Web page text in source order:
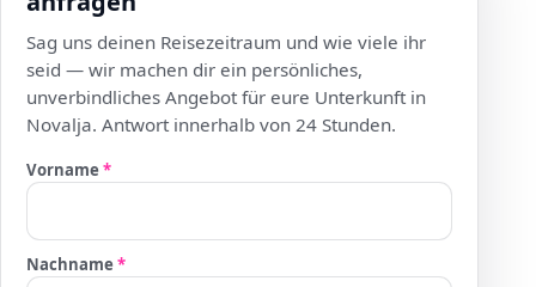
Sag uns deinen Reisezeitraum und wie viele ihr
seid — wir machen dir ein persönliches,
unverbindliches Angebot für eure Unterkunft in
Novalja. Antwort innerhalb von 24 Stunden.
Vorname*
Nachname*